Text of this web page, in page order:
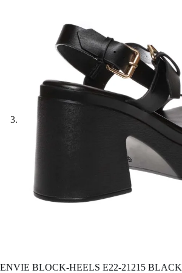
ENVIE BLOCK-HEELS E22-21215 BLACK